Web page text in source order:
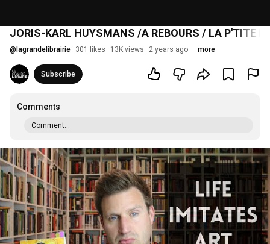
JORIS-KARL HUYSMANS /A REBOURS / LA P'TITE
@ lagrandelibrairie 301 likes 13K views 2 years ago more
Subscribe
Comments
Comment...